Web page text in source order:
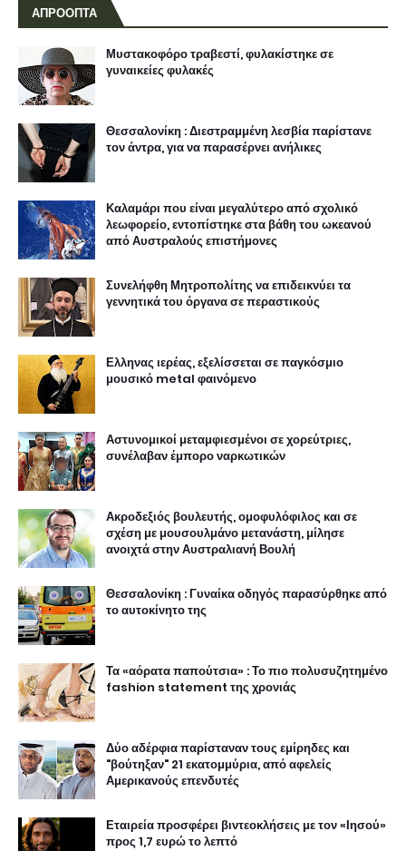
ΑΠΡΟΟΠΤΑ
Μυστακοφόρο τραβεστί, φυλακίστηκε σε
γυναικείες φυλακές
Θεσσαλονίκη : Διεστραμμένη λεσβία παρίστανε
τον άντρα, για να παρασέρνει ανήλικες
Καλαμάρι που είναι μεγαλύτερο από σχολικό
λεωφορείο, εντοπίστηκε στα βάθη του ωκεανού
από Αυστραλούς επιστήμονες
Συνελήφθη Μητροπολίτης να επιδεικνύει τα
γεννητικά του όργανα σε περαστικούς
Ελληνας ιερέας, εξελίσσεται σε παγκόσμιο
μουσικό metal φαινόμενο
Αστυνομικοί μεταμφιεσμένοι σε χορεύτριες,
συνέλαβαν έμπορο ναρκωτικών
Ακροδεξιός βουλευτής, ομοφυλόφιλος και σε
σχέση με μουσουλμάνο μετανάστη, μίλησε
ανοιχτά στην Αυστραλιανή Βουλή
Θεσσαλονίκη : Γυναίκα οδηγός παρασύρθηκε από
το αυτοκίνητο της
Τα «αόρατα παπούτσια» : Το πιο πολυσυζητημένο
fashion statement της χρονιάς
Δύο αδέρφια παρίσταναν τους εμίρηδες και
"βούτηξαν" 21 εκατομμύρια, από αφελείς
Αμερικανούς επενδυτές
Εταιρεία προσφέρει βιντεοκλήσεις με τον «Ιησού»
προς 1,7 ευρώ το λεπτό